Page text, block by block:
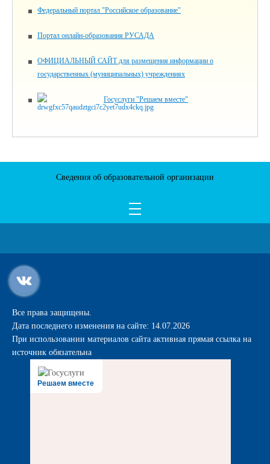
Федеральный портал "Российское образование"
Портал онлайн-образования РУСАДА
ОФИЦИАЛЬНЫЙ САЙТ для размещения информации о
государственных (муниципальных) учреждениях
Госуслуги "Решаем вместе"
Сведения об образовательной организации
Все права защищены.
Дата последнего изменения на сайте: 14.07.2026
При использовании материалов сайта активная прямая ссылка на
источник обязательна
Решаем вместе